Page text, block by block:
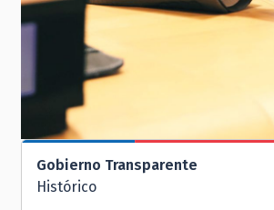
Gobierno Transparente
Histórico